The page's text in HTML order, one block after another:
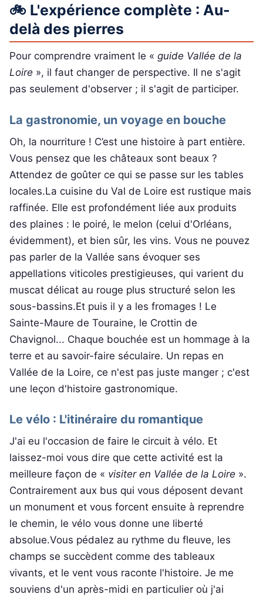
🚲 L'expérience complète : Au-
delà des pierres
Pour comprendre vraiment le « guide Vallée de la
Loire », il faut changer de perspective. Il ne s'agit
pas seulement d'observer ; il s'agit de participer.
La gastronomie, un voyage en bouche
Oh, la nourriture ! C’est une histoire à part entière.
Vous pensez que les châteaux sont beaux ?
Attendez de goûter ce qui se passe sur les tables
locales.La cuisine du Val de Loire est rustique mais
raffinée. Elle est profondément liée aux produits
des plaines : le poiré, le melon (celui d'Orléans,
évidemment), et bien sûr, les vins. Vous ne pouvez
pas parler de la Vallée sans évoquer ses
appellations viticoles prestigieuses, qui varient du
muscat délicat au rouge plus structuré selon les
sous-bassins.Et puis il y a les fromages ! Le
Sainte-Maure de Touraine, le Crottin de
Chavignol... Chaque bouchée est un hommage à la
terre et au savoir-faire séculaire. Un repas en
Vallée de la Loire, ce n'est pas juste manger ; c'est
une leçon d'histoire gastronomique.
Le vélo : L'itinéraire du romantique
J'ai eu l'occasion de faire le circuit à vélo. Et
laissez-moi vous dire que cette activité est la
meilleure façon de « visiter en Vallée de la Loire ».
Contrairement aux bus qui vous déposent devant
un monument et vous forcent ensuite à reprendre
le chemin, le vélo vous donne une liberté
absolue.Vous pédalez au rythme du fleuve, les
champs se succèdent comme des tableaux
vivants, et le vent vous raconte l'histoire. Je me
souviens d'un après-midi en particulier où j'ai